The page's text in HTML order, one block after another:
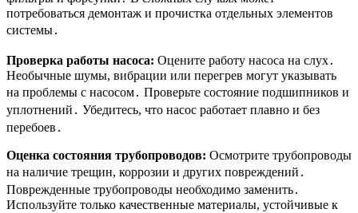
потребоваться демонтаж и прочистка отдельных элементов
системы․
Проверка работы насоса: Оцените работу насоса на слух․
Необычные шумы, вибрации или перегрев могут указывать
на проблемы с насосом․ Проверьте состояние подшипников и
уплотнений․ Убедитесь, что насос работает плавно и без
перебоев․
Оценка состояния трубопроводов: Осмотрите трубопроводы
на наличие трещин, коррозии и других повреждений․
Поврежденные трубопроводы необходимо заменить․
Используйте только качественные материалы, устойчивые к